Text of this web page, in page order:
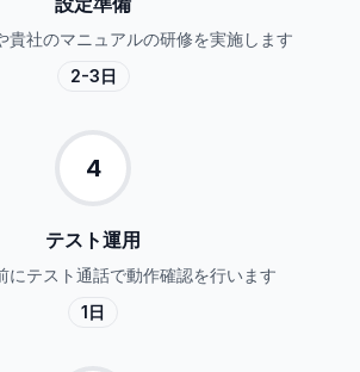
貴社のマニュアルの研修を実施します
2-3日
4
テスト運用
にテスト通話で動作確認を行います
1日